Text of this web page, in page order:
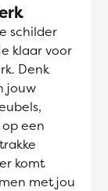
schilder
klaar voor
Denk
jouw
een
komt
met jou